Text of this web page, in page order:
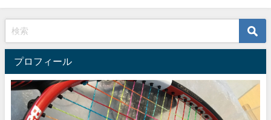
プロフィール